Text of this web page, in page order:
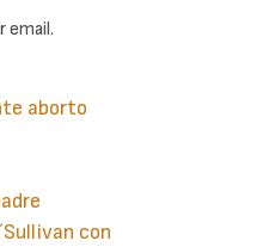
email.
aborto
con